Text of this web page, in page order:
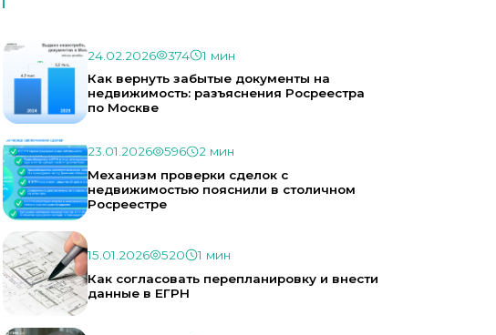
24.02.2026 374
1 мин
Как вернуть забытые документы на
недвижимость: разъяснения Росреестра
по Москве
23.01.2026 596
2 мин
Механизм проверки сделок с
недвижимостью пояснили в столичном
Росреестре
15.01.2026 520
1 мин
Как согласовать перепланировку и внести
данные в ЕГРН